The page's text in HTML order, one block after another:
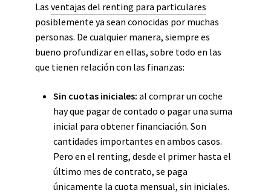
Las ventajas del renting para particulares
posiblemente ya sean conocidas por muchas
personas. De cualquier manera, siempre es
bueno profundizar en ellas, sobre todo en las
que tienen relación con las finanzas:
Sin cuotas iniciales: al comprar un coche
hay que pagar de contado o pagar una suma
inicial para obtener financiación. Son
cantidades importantes en ambos casos.
Pero en el renting, desde el primer hasta el
último mes de contrato, se paga
únicamente la cuota mensual, sin iniciales.